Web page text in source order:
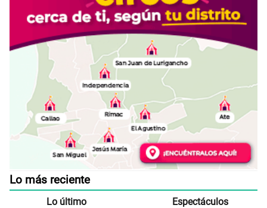
Lo más reciente
Lo último Espectáculos